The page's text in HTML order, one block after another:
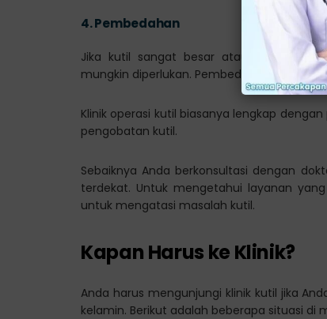
4.Pembedahan
Jika kutil sangat besar atau tidak
mungkin diperlukan. Pembedahan
Klinik operasi kutil biasanya lengkap
pengobatan kutil.
Sebaiknya Anda berkonsultasi dengan
terdekat. Untuk mengetahui layanan
untuk mengatasi masalah kutil.
Kapan Harus ke Klinik?
Anda harus mengunjungi klinik kutil jika
kelamin. Berikut adalah beberapa situasi